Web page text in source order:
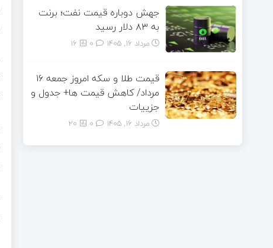
جهش دوباره قیمت نفت؛ برنت
به ۸۳ دلار رسید
مرداد ۱۶, ۱۴۰۵ 16
قیمت طلا و سکه امروز جمعه ۱۶
مرداد/ کاهش قیمت ها+ جدول و
جزییات
مرداد ۱۶, ۱۴۰۵ 20